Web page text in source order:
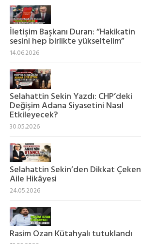
İletişim Başkanı Duran: “Hakikatin
sesini hep birlikte yükseltelim”
14.06.2026
Selahattin Sekin Yazdı: CHP’deki
Değişim Adana Siyasetini Nasıl
Etkileyecek?
30.05.2026
Selahattin Sekin’den Dikkat Çeken
Aile Hikâyesi
24.05.2026
Rasim Ozan Kütahyalı tutuklandı